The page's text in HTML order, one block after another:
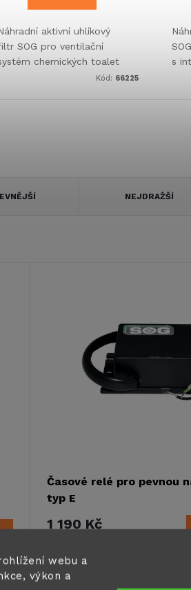
webu a
výkon a
aktivní uhlíkový
SOG pro ventilační
chemických toalet
s obsahem uhlíku >90 %.
Kód: 66225
s
NEJDRAŽŠÍ
Časové relé pro pevnou
typ E
1 190 Kč
Náhradní díl pro odpadní nádrž